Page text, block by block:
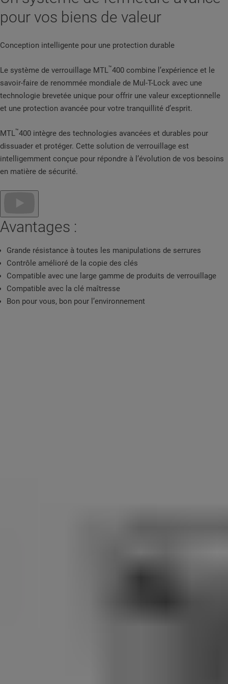
pour vos biens de valeur
Conception intelligente pour une protection durable
Le système de verrouillage MTL™400 combine l’expérience et le
savoir-faire de renommée mondiale de Mul-T-Lock avec une
technologie brevetée unique pour offrir une valeur exceptionnelle
et une protection avancée pour votre tranquillité d’esprit.
MTL™400 intègre des technologies avancées et durables pour
dissuader et protéger. Cette solution de verrouillage est
intelligemment conçue pour répondre à l’évolution de vos besoins
en matière de sécurité.
Avantages :
Grande résistance à toutes les manipulations de serrures
Contrôle amélioré de la copie des clés
Compatible avec une large gamme de produits de verrouillage
Compatible avec la clé maîtresse
Bon pour vous, bon pour l’environnement